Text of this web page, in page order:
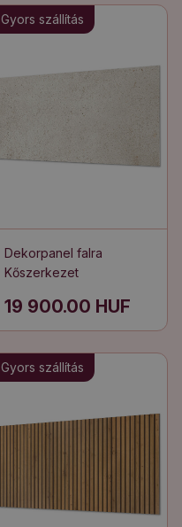
Gyors szállítás
Dekorpanel falra
Kőszerkezet
19 900.00 HUF
Gyors szállítás